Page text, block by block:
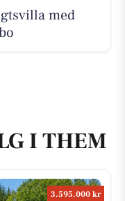
med
I THEM
3.595.000 kr